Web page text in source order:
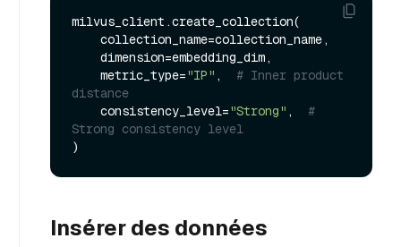
milvus_client.create_collection(
    metric_type=
"IP" , # Inner product
distance
    consistency_level=
"Strong" , #
Strong consistency level
Insérer des données